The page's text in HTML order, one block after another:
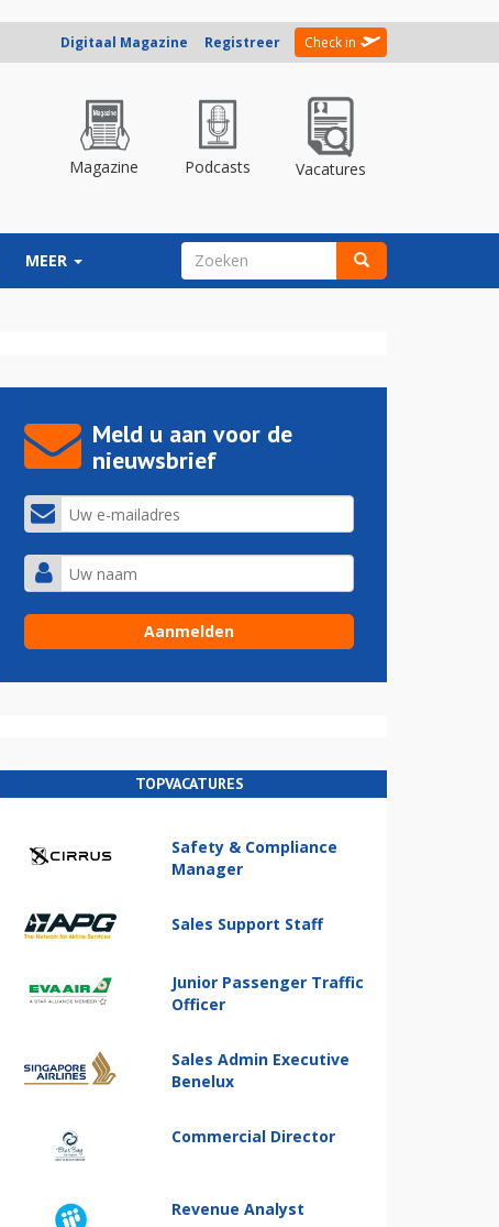
Digitaal Magazine Registreer Check in
Magazine Podcasts Vacatures
MEER ZOEKVELD
Meld u aan voor de
nieuwsbrief
TOPVACATURES
Safety & Compliance
Manager
Sales Support Staff
Junior Passenger Traffic
Officer
Sales Admin Executive
Benelux
Commercial Director
Revenue Analyst